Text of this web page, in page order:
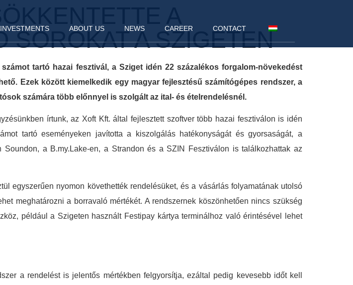
ABOUT US NEWS CAREER CONTACT
A
SOROKAT A SZIGETEN
tartó hazai fesztivál, a Sziget idén 22 százalékos forgalom-növekedést
Ezek között kiemelkedik egy magyar fejlesztésű számítógépes rendszer, a
számára több előnnyel is szolgált az ital- és ételrendelésnél.
írtunk, az Xoft Kft. által fejlesztett szoftver több hazai fesztiválon is idén
tartó eseményeken javította a kiszolgálás hatékonyságát és gyorsaságát, a
a B.my.Lake-en, a Strandon és a SZIN Fesztiválon is találkozhattak az
egyszerűen nyomon követhették rendelésüket, és a vásárlás folyamatának utolsó
meghatározni a borravaló mértékét. A rendszernek köszönhetően nincs szükség
például a Szigeten használt Festipay kártya terminálhoz való érintésével lehet
a rendelést is jelentős mértékben felgyorsítja, ezáltal pedig kevesebb időt kell